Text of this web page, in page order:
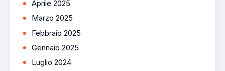
Aprile 2025
Marzo 2025
Febbraio 2025
Gennaio 2025
Luglio 2024